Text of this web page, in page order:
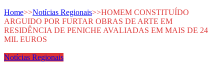
Home>>Notícias Regionais>>HOMEM CONSTITUÍDO
ARGUIDO POR FURTAR OBRAS DE ARTE EM
RESIDÊNCIA DE PENICHE AVALIADAS EM MAIS DE 24
MIL EUROS
Notícias Regionais